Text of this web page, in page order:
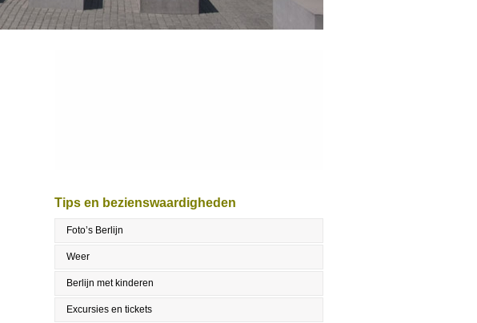
Tips en bezienswaardigheden
Foto’s Berlijn
Weer
Berlijn met kinderen
Excursies en tickets